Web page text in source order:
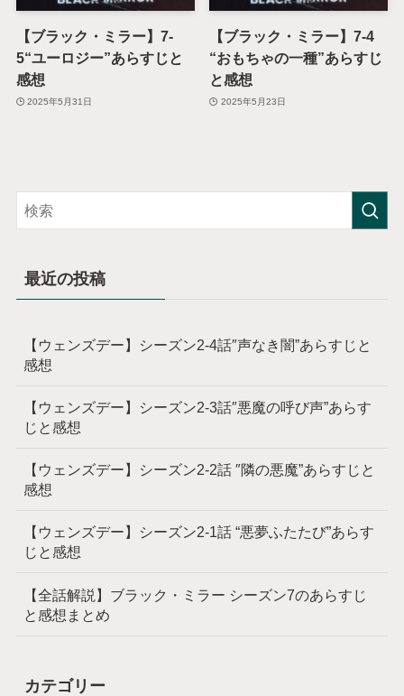
【ブラック・ミラー】7-
5“ユーロジー”あらすじと
感想
2025年5月31日
【ブラック・ミラー】7-4
“おもちゃの一種”あらすじ
と感想
2025年5月23日
最近の投稿
【ウェンズデー】シーズン2-4話″声なき闇”あらすじと
感想
【ウェンズデー】シーズン2-3話″悪魔の呼び声”あらす
じと感想
【ウェンズデー】シーズン2-2話 ″隣の悪魔”あらすじと
感想
【ウェンズデー】シーズン2-1話 “悪夢ふたたび”あらす
じと感想
【全話解説】ブラック・ミラー シーズン7のあらすじ
と感想まとめ
カテゴリー